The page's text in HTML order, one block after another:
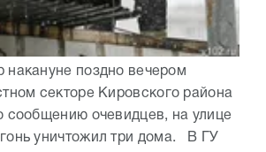
накануне поздно вечером
секторе Кировского района
сообщению очевидцев, на улице
уничтожил три дома. В ГУ